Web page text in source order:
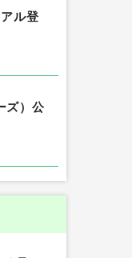
ル登
ズ）公